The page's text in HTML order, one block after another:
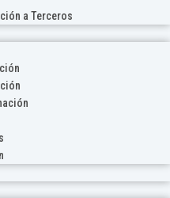
a Terceros